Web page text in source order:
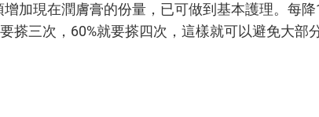
加現在潤膚膏的份量，已可做到基本護理。每降
三次，60%就要搽四次，這樣就可以避免大部